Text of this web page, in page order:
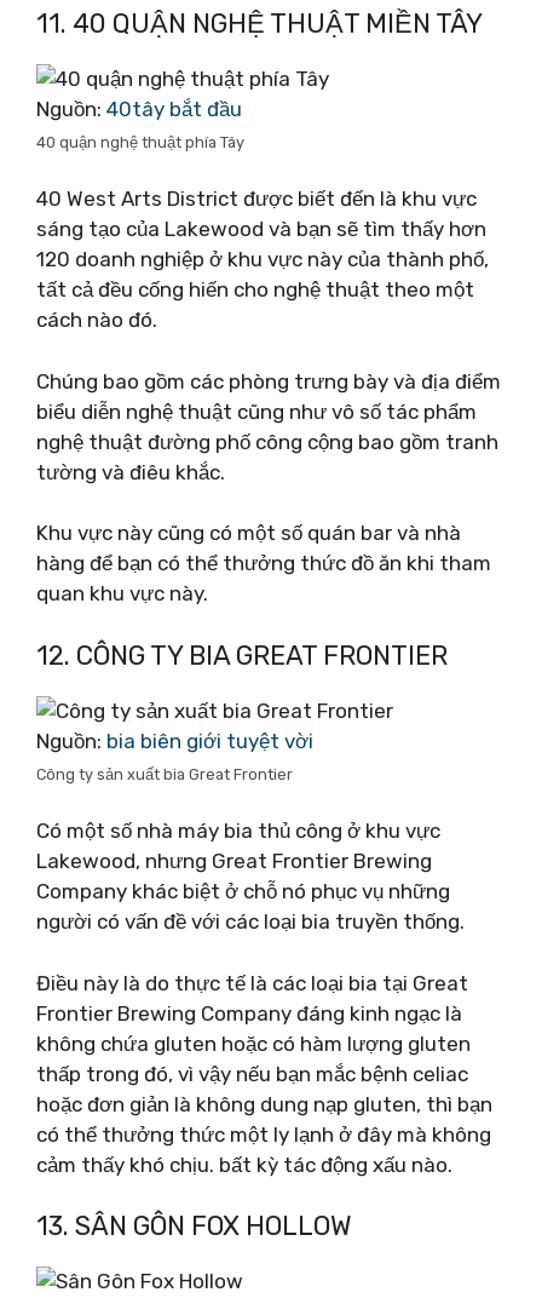
11. 40 QUẬN NGHỆ THUẬT MIỀN TÂY
Nguồn: 40tây bắt đầu
40 quận nghệ thuật phía Tây
40 West Arts District được biết đến là khu vực
sáng tạo của Lakewood và bạn sẽ tìm thấy hơn
120 doanh nghiệp ở khu vực này của thành phố,
tất cả đều cống hiến cho nghệ thuật theo một
cách nào đó.
Chúng bao gồm các phòng trưng bày và địa điểm
biểu diễn nghệ thuật cũng như vô số tác phẩm
nghệ thuật đường phố công cộng bao gồm tranh
tường và điêu khắc.
Khu vực này cũng có một số quán bar và nhà
hàng để bạn có thể thưởng thức đồ ăn khi tham
quan khu vực này.
12. CÔNG TY BIA GREAT FRONTIER
Nguồn: bia biên giới tuyệt vời
Công ty sản xuất bia Great Frontier
Có một số nhà máy bia thủ công ở khu vực
Lakewood, nhưng Great Frontier Brewing
Company khác biệt ở chỗ nó phục vụ những
người có vấn đề với các loại bia truyền thống.
Điều này là do thực tế là các loại bia tại Great
Frontier Brewing Company đáng kinh ngạc là
không chứa gluten hoặc có hàm lượng gluten
thấp trong đó, vì vậy nếu bạn mắc bệnh celiac
hoặc đơn giản là không dung nạp gluten, thì bạn
có thể thưởng thức một ly lạnh ở đây mà không
cảm thấy khó chịu. bất kỳ tác động xấu nào.
13. SÂN GÔN FOX HOLLOW